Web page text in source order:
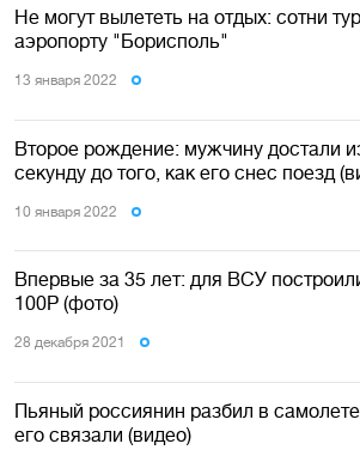
Не могут вылететь на отдых: сотни
аэропорту "Борисполь"
13 января 2022
Второе рождение: мужчину достали
секунду до того, как его снес поезд
10 января 2022
Впервые за 35 лет: для ВСУ
100Р (фото)
28 декабря 2021
Пьяный россиянин разбил в
его связали (видео)